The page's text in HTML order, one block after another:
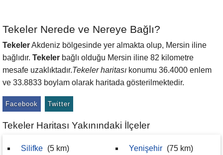
Tekeler Nerede ve Nereye Bağlı?
TekelerAkdeniz bölgesinde yer almakta olup, Mersin iline
bağlıdır. Tekeler bağlı olduğu Mersin iline 82 kilometre
mesafe uzaklıktadır.Tekeler haritası konumu 36.4000 enlem
ve 33.8833 boylam olarak haritada gösterilmektedir.
Facebook Twitter
Tekeler Haritası Yakınındaki İlçeler
Silifke (5 km) Yenişehir (75 km)